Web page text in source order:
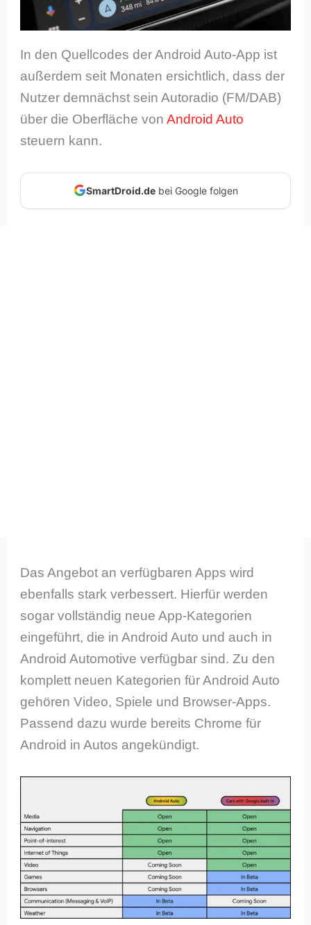
In den Quellcodes der Android Auto-App ist
außerdem seit Monaten ersichtlich, dass der
Nutzer demnächst sein Autoradio (FM/DAB)
über die Oberfläche vonAndroid Auto
steuern kann.
SmartDroid.debei Google folgen
Das Angebot an verfügbaren Apps wird
ebenfalls stark verbessert. Hierfür werden
sogar vollständig neue App-Kategorien
eingeführt, die in Android Auto und auch in
Android Automotive verfügbar sind. Zu den
komplett neuen Kategorien für Android Auto
gehören Video, Spiele und Browser-Apps.
Passend dazu wurde bereits Chrome für
Android in Autos angekündigt.